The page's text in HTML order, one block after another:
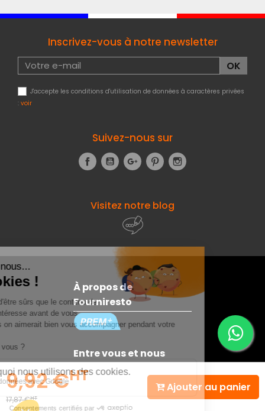
9,92 €HT
17,87 €HT
Ajouter au panier
Inscrivez-vous à notre newsletter
J'accepte les conditions d'utilisation de données à caractères privées
: voir
Suivez-nous sur
FacebookYouTubeGoogle+Pinterest
Visitez notre blog
À propos de
Fourniresto
Entre vous et nous